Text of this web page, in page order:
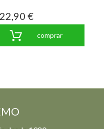
22,90 €
comprar